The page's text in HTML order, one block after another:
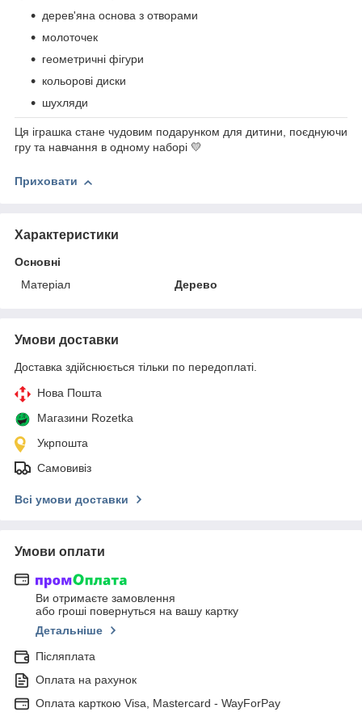
дерев'яна основа з отворами
молоточек
геометричні фігури
кольорові диски
шухляди
Ця іграшка стане чудовим подарунком для дитини, поєднуючи
гру та навчання в одному наборі 💛
Приховати
Характеристики
Основні
Матеріал
Дерево
Умови доставки
Доставка здійснюється тільки по передоплаті.
Нова Пошта
Магазини Rozetka
Укрпошта
Самовивіз
Всі умови доставки
Умови оплати
Ви отримаєте замовлення
або гроші повернуться на вашу картку
Детальніше
Післяплата
Оплата на рахунок
Оплата карткою Visa, Mastercard - WayForPay